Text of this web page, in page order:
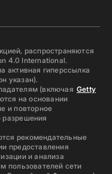
распространяются
4.0 International.
активная гиперссылка
указан).
(включая Getty
на основании
и повторное
разрешения
рекомендательные
предоставления
и анализа
пользователей сети